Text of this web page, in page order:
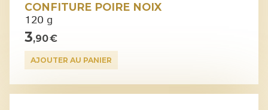
CONFITURE POIRE NOIX
120 g
3,90 €
AJOUTER AU PANIER